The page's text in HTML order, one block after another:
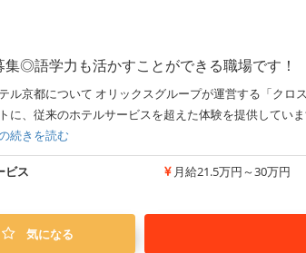
◎語学力も活かすことができる職場です！
ル京都について オリックスグループが運営する「クロ
に、従来のホテルサービスを超えた体験を提供してい
続きを読む
ビス 月給21.5万円～30万円
気になる